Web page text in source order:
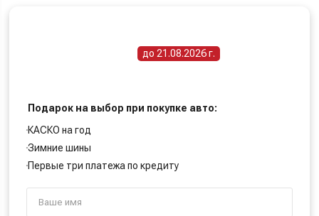
до 21.08.2026 г.
Подарок на выбор при покупке авто:
КАСКО на год
Зимние шины
Первые три платежа по кредиту